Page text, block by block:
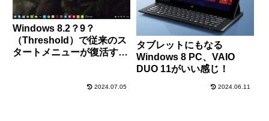
Windows 8.2？9？
（Threshold）で従来のス
タートメニューが復活する
2024.07.05
タブレットにもなる
Windows 8 PC、VAIO
DUO 11がいい感じ！
2024.06.11